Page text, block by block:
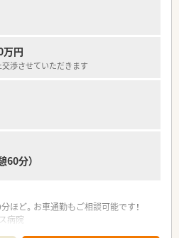
万円
渉させていただきます
60分）
ほど。お車通勤もご相談可能です！
病院